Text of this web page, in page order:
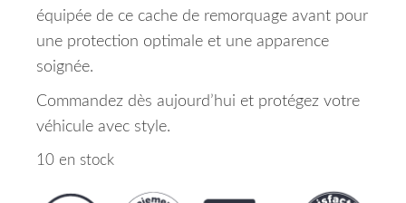
équipée de ce cache de remorquage avant pour
une protection optimale et une apparence
soignée.
Commandez dès aujourd’hui et protégez votre
véhicule avec style.
10 en stock